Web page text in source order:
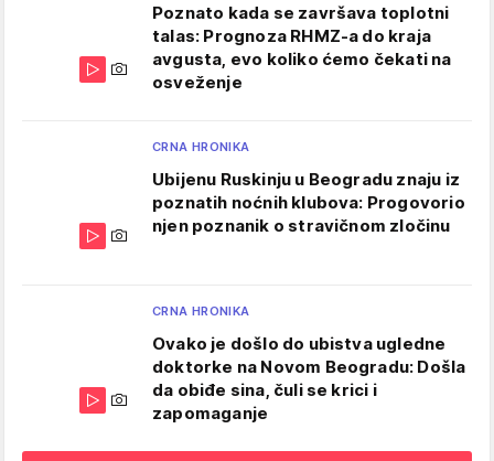
Poznato kada se završava toplotni
talas: Prognoza RHMZ-a do kraja
avgusta, evo koliko ćemo čekati na
osveženje
CRNA HRONIKA
Ubijenu Ruskinju u Beogradu znaju iz
poznatih noćnih klubova: Progovorio
njen poznanik o stravičnom zločinu
CRNA HRONIKA
Ovako je došlo do ubistva ugledne
doktorke na Novom Beogradu: Došla
da obiđe sina, čuli se krici i
zapomaganje